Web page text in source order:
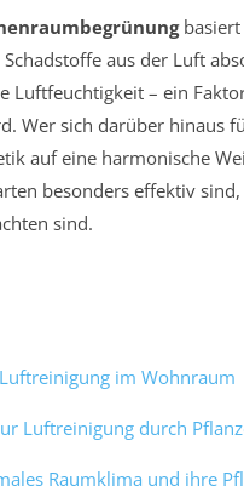
basiert
aus der Luft
Luftfeuchtigkeit – ein
Wer sich darüber hinaus
auf eine harmonische
besonders effektiv
sind.
im Wohnraum
Luftreinigung durch
Raumklima und ihre